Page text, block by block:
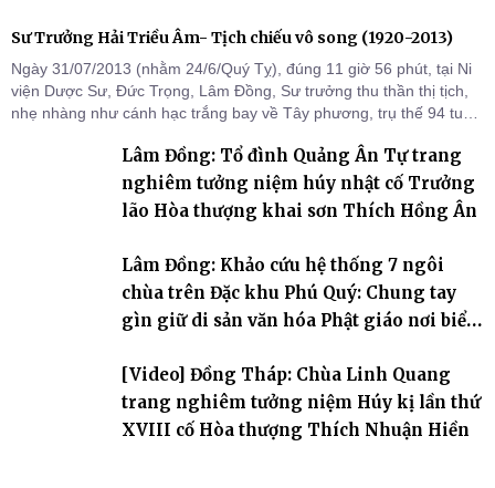
Sư Trưởng Hải Triều Âm- Tịch chiếu vô song (1920-2013)
Ngày 31/07/2013 (nhằm 24/6/Quý Tỵ), đúng 11 giờ 56 phút, tại Ni
viện Dược Sư, Đức Trọng, Lâm Đồng, Sư trưởng thu thần thị tịch,
nhẹ nhàng như cánh hạc trắng bay về Tây phương, trụ thế 94 tuổi
Lâm Đồng: Tổ đình Quảng Ân Tự trang
nghiêm tưởng niệm húy nhật cố Trưởng
lão Hòa thượng khai sơn Thích Hồng Ân
Lâm Đồng: Khảo cứu hệ thống 7 ngôi
chùa trên Đặc khu Phú Quý: Chung tay
gìn giữ di sản văn hóa Phật giáo nơi biển
[Video] Đồng Tháp: Chùa Linh Quang
trang nghiêm tưởng niệm Húy kị lần thứ
XVIII cố Hòa thượng Thích Nhuận Hiền